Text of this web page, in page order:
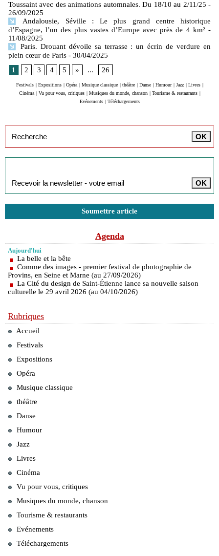
Toussaint avec des animations automnales. Du 18/10 au 2/11/25 -
26/09/2025
Andalousie, Séville : Le plus grand centre historique
d’Espagne, l’un des plus vastes d’Europe avec près de 4 km² -
11/08/2025
Paris. Drouant dévoile sa terrasse : un écrin de verdure en
plein cœur de Paris - 30/04/2025
1
2 3 4 5 » ... 26
Festivals | Expositions | Opéra | Musique classique | théâtre | Danse | Humour | Jazz | Livres |
Cinéma | Vu pour vous, critiques | Musiques du monde, chanson | Tourisme & restaurants |
Evénements | Téléchargements
Soumettre article
Agenda
Aujourd'hui
La belle et la bête
Comme des images - premier festival de photographie de
Provins, en Seine et Marne (au 27/09/2026)
La Cité du design de Saint-Étienne lance sa nouvelle saison
culturelle le 29 avril 2026 (au 04/10/2026)
Rubriques
Accueil
Festivals
Expositions
Opéra
Musique classique
théâtre
Danse
Humour
Jazz
Livres
Cinéma
Vu pour vous, critiques
Musiques du monde, chanson
Tourisme & restaurants
Evénements
Téléchargements